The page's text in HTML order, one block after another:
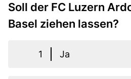
Soll der FC Luzern
Basel ziehen lassen?
1 Ja